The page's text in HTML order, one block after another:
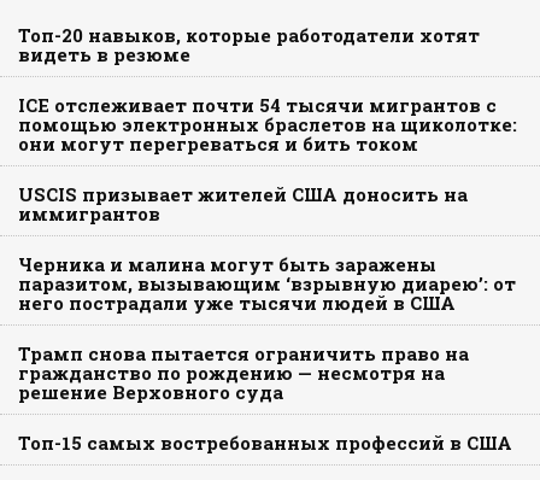
Топ-20 навыков, которые работодатели хотят
видеть в резюме
ICE отслеживает почти 54 тысячи мигрантов с
помощью электронных браслетов на щиколотке:
они могут перегреваться и бить током
USCIS призывает жителей США доносить на
иммигрантов
Черника и малина могут быть заражены
паразитом, вызывающим ‘взрывную диарею’: от
него пострадали уже тысячи людей в США
Трамп снова пытается ограничить право на
гражданство по рождению — несмотря на
решение Верховного суда
Топ-15 самых востребованных профессий в США